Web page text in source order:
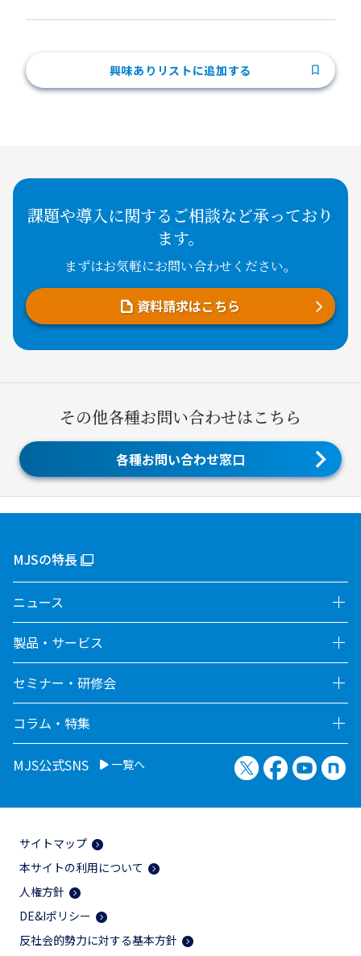
興味ありリストに追加する
課題や導入に関するご相談など承っており
ます。
まずはお気軽にお問い合わせください。
資料請求はこちら
その他各種お問い合わせはこちら
各種お問い合わせ窓口
MJSの特長
ニュース
製品・サービス
セミナー・研修会
コラム・特集
MJS公式SNS 一覧へ X（旧Twitter）
Facebook
サイトマップ
本サイトの利用について
人権方針
DE&Iポリシー
反社会的勢力に対する基本方針